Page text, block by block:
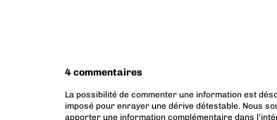
4 commentaires
La possibilité de commenter une information est
imposé pour enrayer une dérive détestable. Nous
apporter une information complémentaire dans